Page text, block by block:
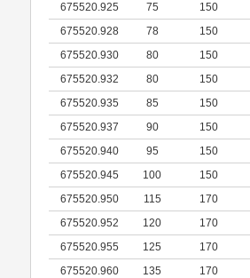
675520.925
75
150
675520.928
78
150
675520.930
80
150
675520.932
80
150
675520.935
85
150
675520.937
90
150
675520.940
95
150
675520.945
100
150
675520.950
115
170
675520.952
120
170
675520.955
125
170
675520.960
135 170